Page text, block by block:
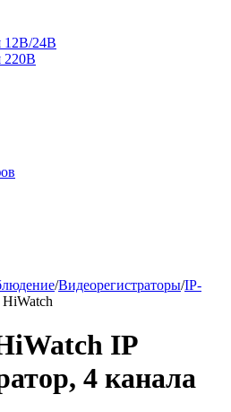
12В/24В
220В
/Видеорегистраторы/IP-
IP
4 канала